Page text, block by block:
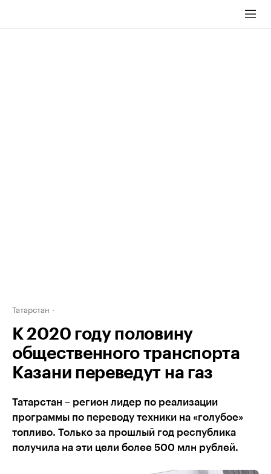
Татарстан
К 2020 году половину
общественного транспорта
Казани переведут на газ
Татарстан – регион лидер по реализации
программы по переводу техники на «голубое»
топливо. Только за прошлый год республика
получила на эти цели более 500 млн рублей.